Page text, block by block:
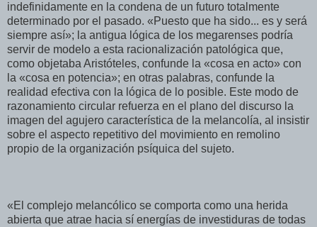
indefinidamente en la condena de un futuro totalmente
determinado por el pasado. «Puesto que ha sido... es y será
siempre así»; la antigua lógica de los megarenses podría
servir de modelo a esta racionalización patológica que,
como objetaba Aristóteles, confunde la «cosa en acto» con
la «cosa en potencia»; en otras palabras, confunde la
realidad efectiva con la lógica de lo posible. Este modo de
razonamiento circular refuerza en el plano del discurso la
imagen del agujero característica de la melancolía, al insistir
sobre el aspecto repetitivo del movimiento en remolino
propio de la organización psíquica del sujeto.
«El complejo melancólico se comporta como una herida
abierta que atrae hacia sí energías de investiduras de todas